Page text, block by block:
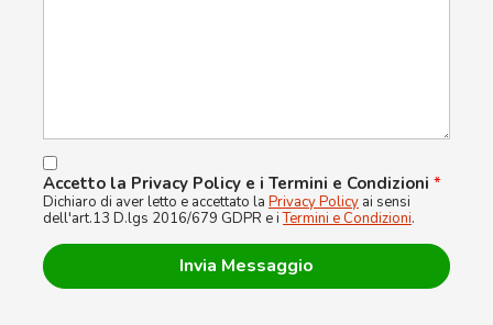
Accetto la Privacy Policy e i Termini e Condizioni *
Dichiaro di aver letto e accettato la Privacy Policy ai sensi
dell'art.13 D.lgs 2016/679 GDPR e iTermini e Condizioni.